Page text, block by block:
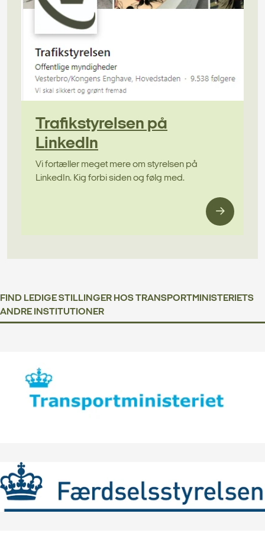
Trafikstyrelsen på
LinkedIn
Vi fortæller meget mere om styrelsen på
LinkedIn. Kig forbi siden og følg med.
FIND LEDIGE STILLINGER HOS TRANSPORTMINISTERIETS
ANDRE INSTITUTIONER